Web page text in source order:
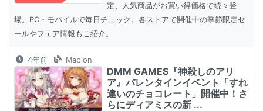
定、人気商品がお買い得価格で続々登
場。PC・モバイルで毎日チェック。各ストアで開催中の季節限定セ
ールやフェア情報もご紹介。
4年前 Mapion
DMM GAMES『神殺しのアリ
ア』バレンタインイベント「すれ
違いのチョコレート」開催中！さ
らにディアミスの新 ...